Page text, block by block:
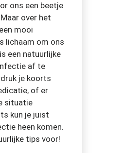
ons een beetje
over het
mooi
lichaam om ons
een natuurlijke
af te
je koorts
of er
situatie
kun je juist
heen komen.
tips voor!